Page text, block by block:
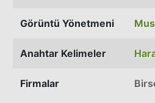
Görüntü Yönetmeni
Anahtar Kelimeler
Firmalar